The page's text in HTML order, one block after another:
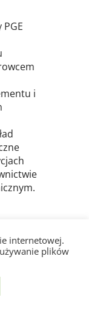
i
z
internetowej.
plików